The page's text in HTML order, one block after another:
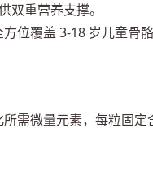
双重营养支撑。
位覆盖 3-18 岁儿童骨骼
需微量元素，每粒固定